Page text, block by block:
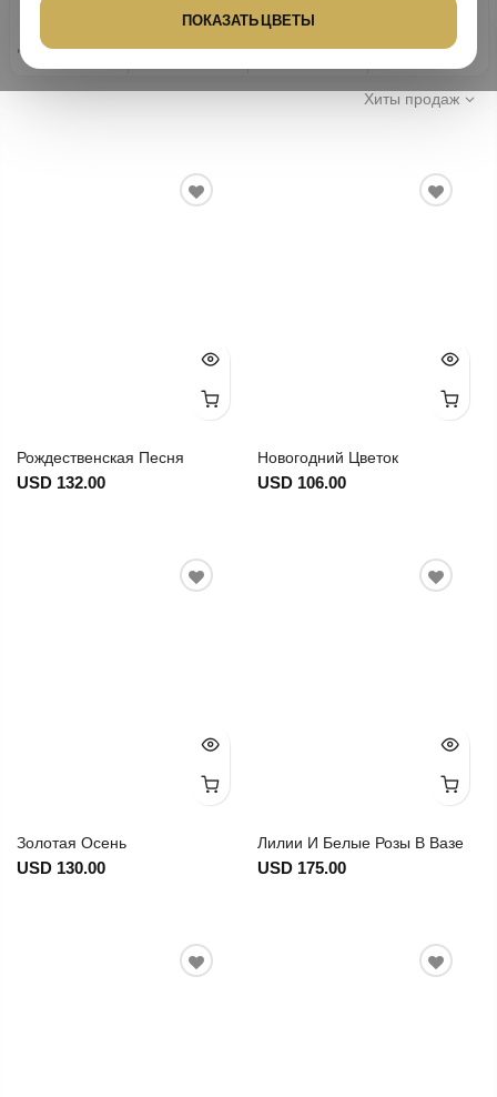
ПОКАЗАТЬ ЦВЕТЫ
25 лет опыта
Надежная доставка цветов с 1999 Тысячи успешных доставок цветов
Рейтинг клиентов
Google
100% безопасная
оплата
Хиты продаж
Рождественская Песня
USD 132.00
Новогодний Цветок
USD 106.00
Золотая Осень
USD 130.00
Лилии И Белые Розы В Вазе
USD 175.00